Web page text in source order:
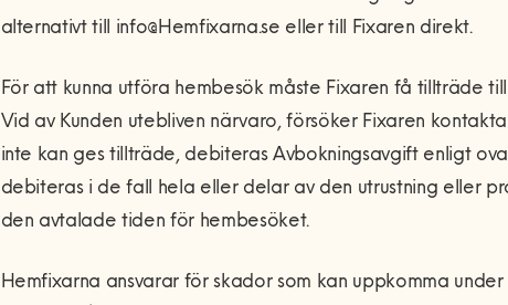
alternativt till info@Hemfixarna.se eller till Fixaren direkt.
För att kunna utföra hembesök måste Fixaren få tillträde
Vid av Kunden utebliven närvaro, försöker Fixaren
inte kan ges tillträde, debiteras Avbokningsavgift enligt
debiteras i de fall hela eller delar av den utrustning eller
den avtalade tiden för hembesöket.
Hemfixarna ansvarar för skador som kan uppkomma